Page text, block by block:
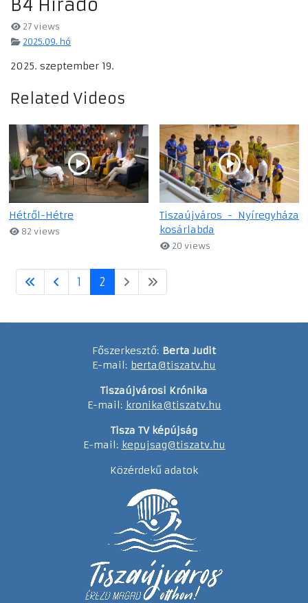
B4 Híradó
27 views
2025.09. hó
2025. szeptember 19.
Related Videos
Hétről-Hétre
82 views
Tiszaújváros - Nyíregyháza
kosárlabda
20 views
1 2
Főszerkesztő: Berta Judit
E-mail: berta@tiszatv.hu
Tiszaújvárosi Krónika
E-mail: kronika@tiszatv.hu
Tisza TV képújság
E-mail: kepujsag@tiszatv.hu
Közérdekű adatok